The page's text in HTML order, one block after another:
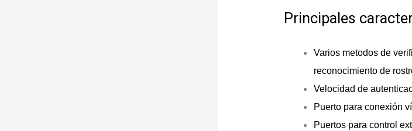
Principales
Varios metodos de
reconocimiento de
Velocidad de
Puerto para conexión
Puertos para control